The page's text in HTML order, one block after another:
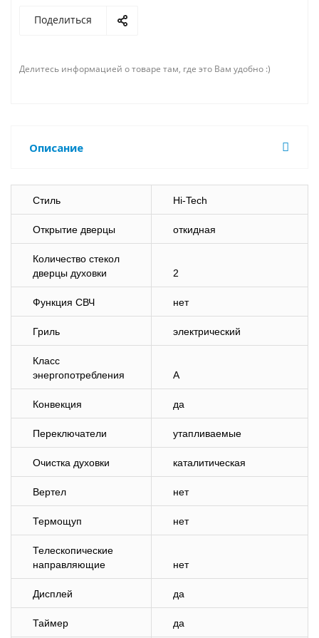
Поделиться
Делитесь информацией о товаре там, где это Вам удобно :)
Описание
Стиль Hi-Tech
Открытие дверцы откидная
Количество стекол
дверцы духовки
2
Функция СВЧ нет
Гриль электрический
Класс
энергопотребления
A
Конвекция да
Переключатели утапливаемые
Очистка духовки каталитическая
Вертел нет
Термощуп нет
Телескопические
направляющие
нет
Дисплей да
Таймер да